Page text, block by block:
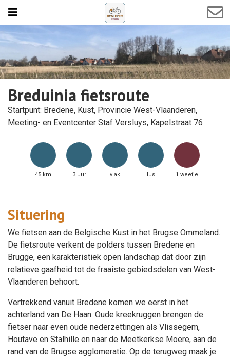
Breduinia fietsroute
Startpunt: Bredene, Kust, Provincie West-Vlaanderen,
Meeting- en Eventcenter Staf Versluys, Kapelstraat 76
45 km 3 uur vlak lus 1 weetje
Situering
We fietsen aan de Belgische Kust in het Brugse Ommeland.
De fietsroute verkent de polders tussen Bredene en
Brugge, een karakteristiek open landschap dat door zijn
relatieve gaafheid tot de fraaiste gebiedsdelen van West-
Vlaanderen behoort.
Vertrekkend vanuit Bredene komen we eerst in het
achterland van De Haan. Oude kreekruggen brengen de
fietser naar even oude nederzettingen als Vlissegem,
Houtave en Stalhille en naar de Meetkerkse Moere, aan de
rand van de Brugse agglomeratie. Op de terugweg maak je